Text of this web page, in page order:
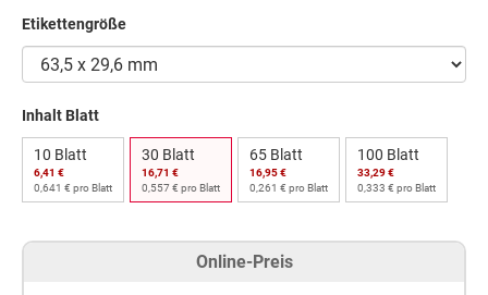
Etikettengröße
Inhalt Blatt
10 Blatt
6,41 €
0,641 € pro Blatt
30 Blatt
16,71 €
0,557 € pro Blatt
65 Blatt
16,95 €
0,261 € pro Blatt
100 Blatt
33,29 €
0,333 € pro Blatt
Online-Preis